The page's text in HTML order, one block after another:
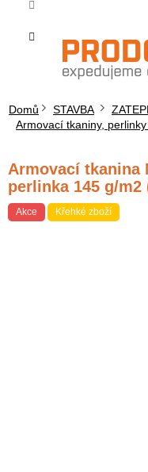
obsah
Domů STAVBA
Armovací tkaniny,
Armovací tkanina
perlinka 145 g/m2
Akce Křehké zboží